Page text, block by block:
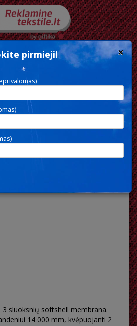
MAN
3 sluoksnių softshell membrana.
14 000 mm, kvėpuojanti 2
×
pirmieji!